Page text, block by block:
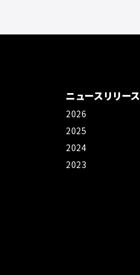
ニュースリリース
2026
2025
2024
2023